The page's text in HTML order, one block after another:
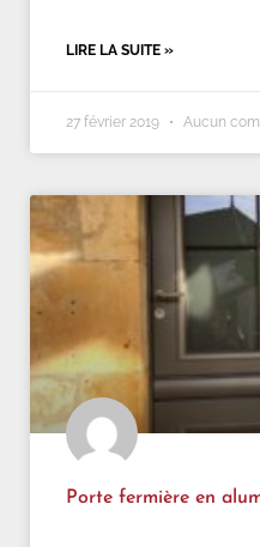
LIRE LA SUITE »
27 février 2019 Aucun
Porte fermière en